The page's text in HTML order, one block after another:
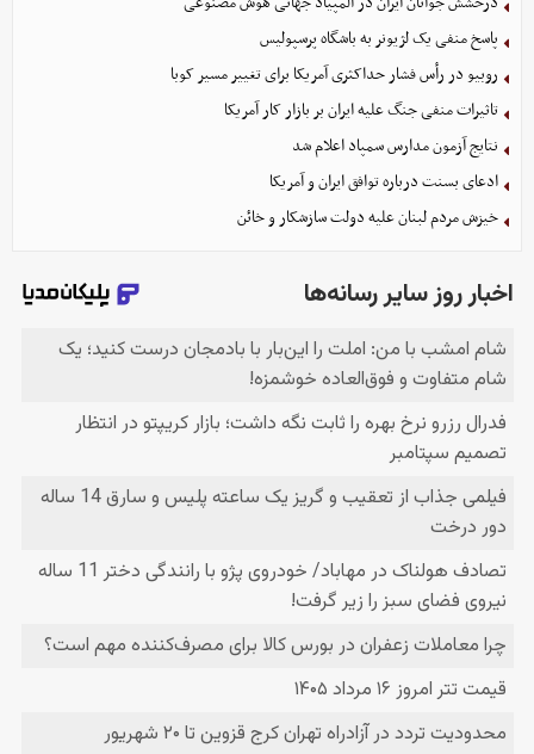
پاسخ منفی یک لژیونر به باشگاه پرسپولیس
روبیو در رأس فشار حداکثری آمریکا برای تغییر مسیر کوبا
تاثیرات منفی جنگ علیه ایران بر بازار کار آمریکا
نتایج آزمون مدارس سمپاد اعلام شد
ادعای بسنت درباره توافق ایران و آمریکا
خیزش مردم لبنان علیه دولت سازشکار و خائن